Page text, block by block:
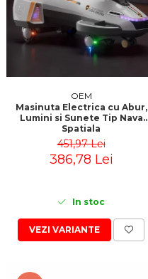
OEM
Masinuta Electrica cu Abur,
Lumini si Sunete Tip Nava
Spatiala
451,97 Lei
386,78 Lei
In stoc
VEZI VARIANTE